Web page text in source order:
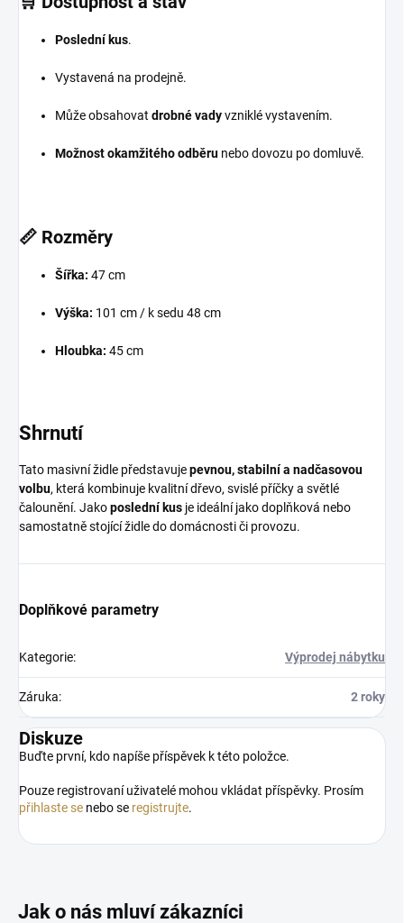
Poslední kus.
Vystavená na prodejně.
Může obsahovat drobné vadyvzniklé vystavením.
Možnost okamžitého odběru nebo dovozu po domluvě.
📏 Rozměry
Šířka: 47 cm
Výška: 101 cm / k sedu 48 cm
Hloubka: 45 cm
Shrnutí
Tato masivní židle představujepevnou, stabilní a nadčasovou
volbu, která kombinuje kvalitní dřevo, svislé příčky a světlé
čalounění. Jakoposlední kus je ideální jako doplňková nebo
samostatně stojící židle do domácnosti či provozu.
Doplňkové parametry
Kategorie: Výprodej nábytku
Záruka: 2 roky
Diskuze
Buďte první, kdo napíše příspěvek k této položce.
Pouze registrovaní uživatelé mohou vkládat příspěvky. Prosím
přihlaste se nebo se registrujte.